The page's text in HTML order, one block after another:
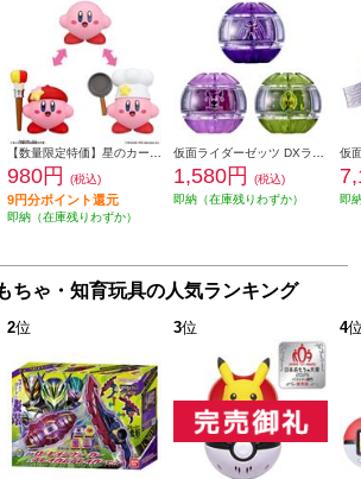
980円 (税込)
9円分ポイント還元
即納（在庫残りわずか）
1,580円
(税込)
即納（在庫残りわずか）
即
ちゃ・知育玩具の人気ランキング
2位 3位 4